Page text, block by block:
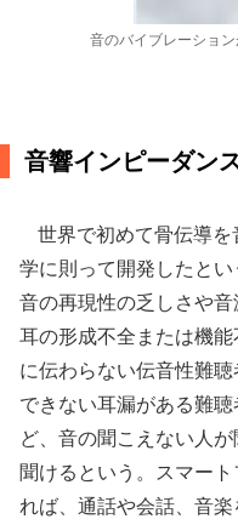
音のバイブレーショ
音響インピーダン
世界で初めて骨伝導を
学に則って開発したとい
音の再現性の乏しさや
耳の形成不全または機
に伝わらない伝音性難
できない耳漏がある難
ど、音の聞こえない人
聞けるという。スマー
れば、通話や会話、音楽